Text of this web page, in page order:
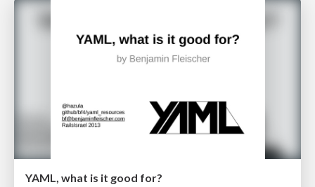
YAML, what is it good for?